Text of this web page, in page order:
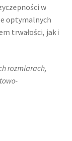
w
optymalnych
trwałości, jak i
rozmiarach,